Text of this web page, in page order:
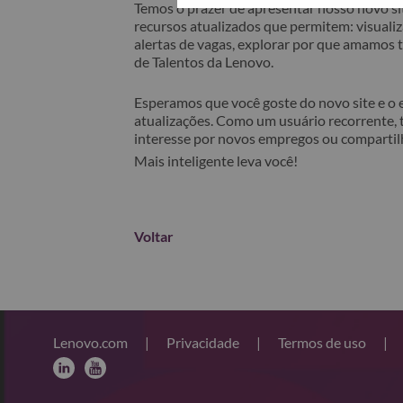
Temos o prazer de apresentar nosso novo
recursos atualizados que permitem:
alertas de vagas, explorar por que
de Talentos da Lenovo.
Esperamos que você goste do novo site e
atualizações. Como um usuário
interesse por novos empregos ou
Mais inteligente leva você!
Voltar
Lenovo.com | Privacidade | Termos de uso |